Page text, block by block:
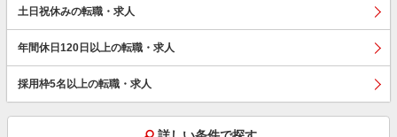
土日祝休みの転職・求人
年間休日120日以上の転職・求人
採用枠5名以上の転職・求人